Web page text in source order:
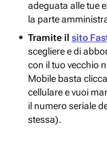
adeguata alle tue
la parte
Tramite il sito
scegliere e di
con il tuo vecchio
Mobile basta
cellulare e vuoi
il numero seriale
stessa).